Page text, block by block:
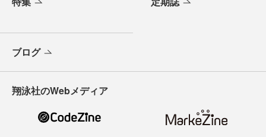
ブログ
翔泳社のWebメディア